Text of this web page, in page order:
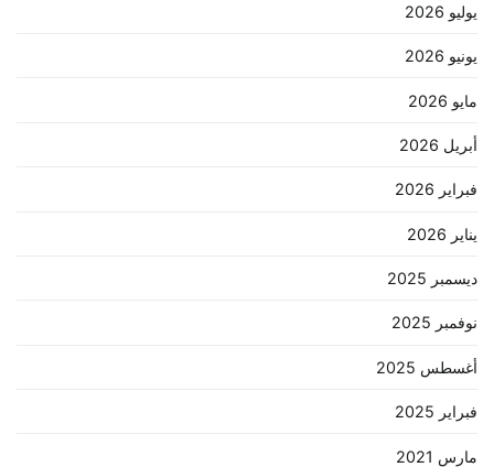
يوليو 2026
يونيو 2026
مايو 2026
أبريل 2026
فبراير 2026
يناير 2026
ديسمبر 2025
نوفمبر 2025
أغسطس 2025
فبراير 2025
مارس 2021